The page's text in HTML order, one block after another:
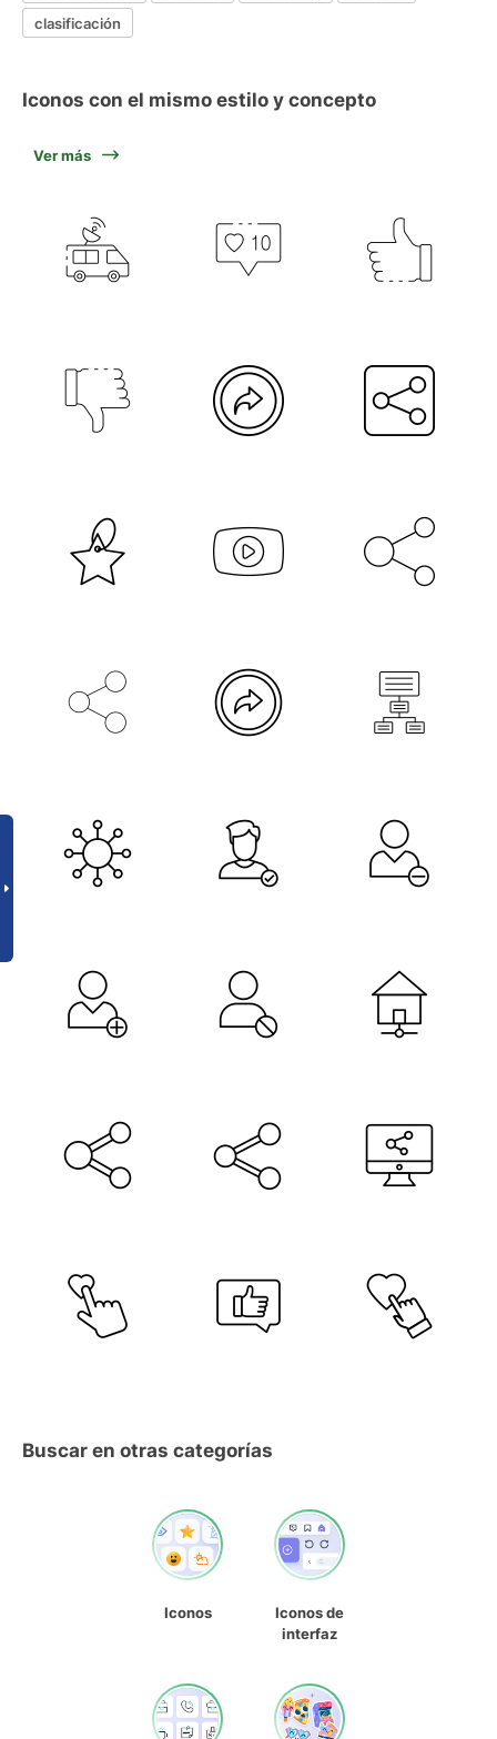
clasificación
Iconos con el mismo estilo y concepto
Ver más
Buscar en otras categorías
Iconos
Iconos de
interfaz